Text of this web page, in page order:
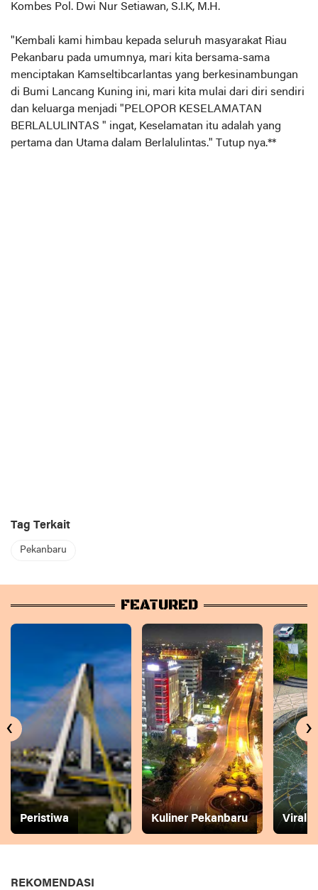
Kombes Pol. Dwi Nur Setiawan, S.I.K, M.H.
"Kembali kami himbau kepada seluruh masyarakat Riau
Pekanbaru pada umumnya, mari kita bersama-sama
menciptakan Kamseltibcarlantas yang berkesinambungan
di Bumi Lancang Kuning ini, mari kita mulai dari diri sendiri
dan keluarga menjadi "PELOPOR KESELAMATAN
BERLALULINTAS " ingat, Keselamatan itu adalah yang
pertama dan Utama dalam Berlalulintas." Tutup nya.**
Tag Terkait
Pekanbaru
FEATURED
Peristiwa Kuliner Pekanbaru Viral
‹ ›
REKOMENDASI